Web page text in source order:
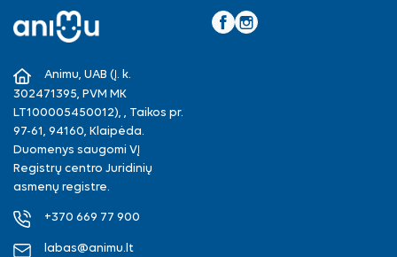
Animu, UAB (Į. k.
302471395, PVM MK
LT100005450012), , Taikos pr.
97-61, 94160, Klaipėda.
Duomenys saugomi VĮ
Registrų centro Juridinių
asmenų registre.
+370 669 77 900
labas@animu.lt